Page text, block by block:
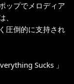
ップでメロディア
圧倒的に支持され
Sucks 」